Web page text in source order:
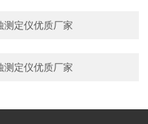
测定仪优质厂家
测定仪优质厂家